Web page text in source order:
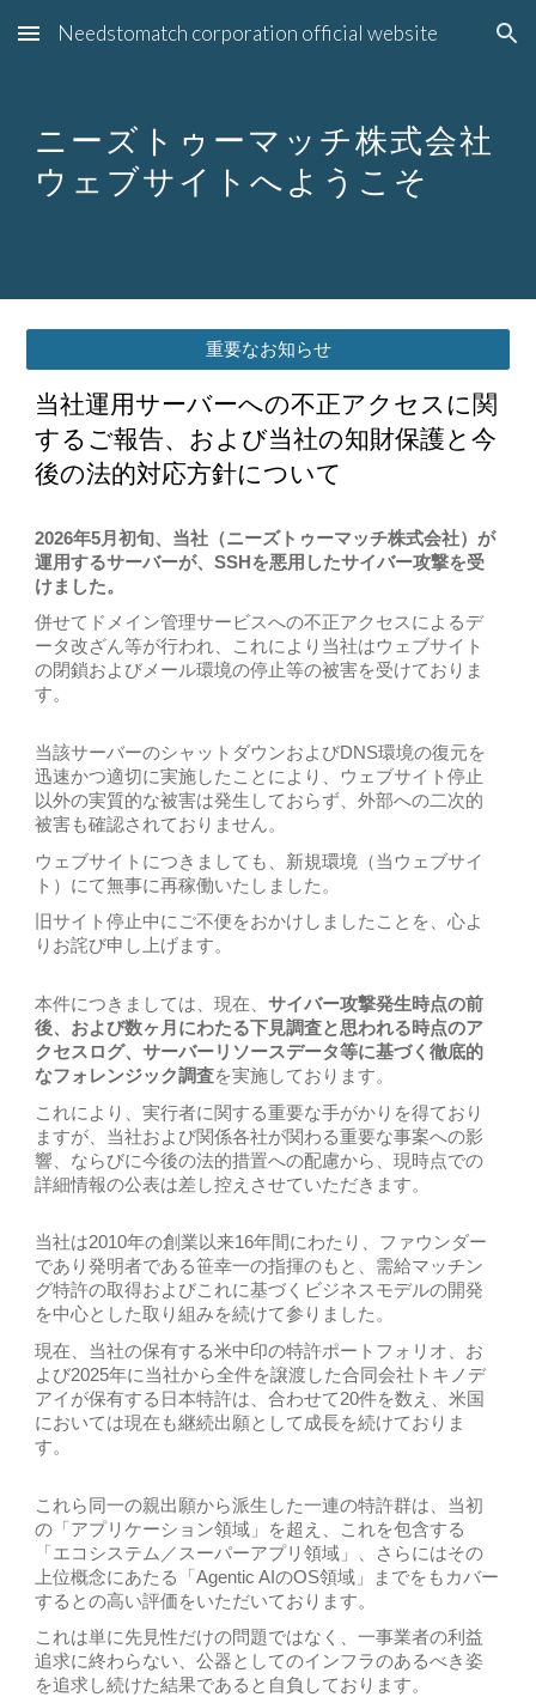
Skip to main content Skip to navigation
Needstomatch corporation official website
ニーズトゥーマッチ株式会社
ウェブサイトへようこそ
重要なお知らせ
当社運用サーバーへの不正アクセスに関
するご報告、および当社の知財保護と今
後の法的対応方針について
2026年5月初旬、当社（ニーズトゥーマッチ株式会社）が
運用するサーバーが、SSHを悪用したサイバー攻撃を受
けました。
併せてドメイン管理サービスへの不正アクセスによるデ
ータ改ざん等が行われ、これにより当社はウェブサイト
の閉鎖およびメール環境の停止等の被害を受けておりま
す。
当該サーバーのシャットダウンおよびDNS環境の復元を
迅速かつ適切に実施したことにより、ウェブサイト停止
以外の実質的な被害は発生しておらず、外部への二次的
被害も確認されておりません。
ウェブサイトにつきましても、新規環境（当ウェブサイ
ト）にて無事に再稼働いたしました。
旧サイト停止中にご不便をおかけしましたことを、心よ
りお詫び申し上げます。
本件につきましては、現在、サイバー攻撃発生時点の前
後、および数ヶ月にわたる下見調査と思われる時点のア
クセスログ、サーバーリソースデータ等に基づく徹底的
なフォレンジック調査を実施しております。
これにより、実行者に関する重要な手がかりを得ており
ますが、当社および関係各社が関わる重要な事案への影
響、ならびに今後の法的措置への配慮から、現時点での
詳細情報の公表は差し控えさせていただきます。
当社は2010年の創業以来16年間にわたり、ファウンダー
であり発明者である笹幸一の指揮のもと、需給マッチン
グ特許の取得およびこれに基づくビジネスモデルの開発
を中心とした取り組みを続けて参りました。
現在、当社の保有する米中印の特許ポートフォリオ、お
よび2025年に当社から全件を譲渡した合同会社トキノデ
アイが保有する日本特許は、合わせて20件を数え、米国
においては現在も継続出願として成長を続けておりま
す。
これら同一の親出願から派生した一連の特許群は、当初
の「アプリケーション領域」を超え、これを包含する
「エコシステム／スーパーアプリ領域」、さらにはその
上位概念にあたる「Agentic AIのOS領域」までをもカバー
するとの高い評価をいただいております。
これは単に先見性だけの問題ではなく、一事業者の利益
追求に終わらない、公器としてのインフラのあるべき姿
を追求し続けた結果であると自負しております。